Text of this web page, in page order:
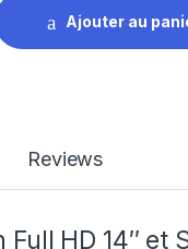
One 14 avec
Ajouter au
Reviews
HD 14″ et